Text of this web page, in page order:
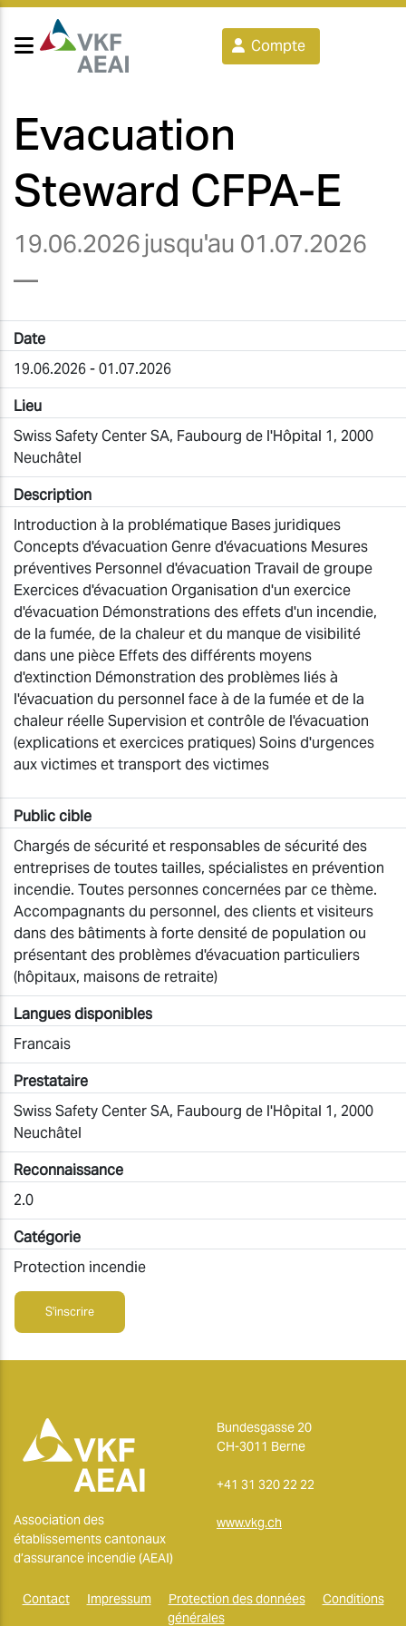
Compte
Evacuation
Steward CFPA-E
19.06.2026jusqu'au 01.07.2026
—
Date
19.06.2026 - 01.07.2026
Lieu
Swiss Safety Center SA, Faubourg de l'Hôpital 1, 2000
Neuchâtel
Description
Introduction à la problématique Bases juridiques
Concepts d'évacuation Genre d'évacuations Mesures
préventives Personnel d'évacuation Travail de groupe
Exercices d'évacuation Organisation d'un exercice
d'évacuation Démonstrations des effets d'un incendie,
de la fumée, de la chaleur et du manque de visibilité
dans une pièce Effets des différents moyens
d'extinction Démonstration des problèmes liés à
l'évacuation du personnel face à de la fumée et de la
chaleur réelle Supervision et contrôle de l'évacuation
(explications et exercices pratiques) Soins d'urgences
aux victimes et transport des victimes
Public cible
Chargés de sécurité et responsables de sécurité des
entreprises de toutes tailles, spécialistes en prévention
incendie. Toutes personnes concernées par ce thème.
Accompagnants du personnel, des clients et visiteurs
dans des bâtiments à forte densité de population ou
présentant des problèmes d'évacuation particuliers
(hôpitaux, maisons de retraite)
Langues disponibles
Francais
Prestataire
Swiss Safety Center SA, Faubourg de l'Hôpital 1, 2000
Neuchâtel
Reconnaissance
2.0
Catégorie
Protection incendie
S'inscrire
Association des
établissements cantonaux
d’assurance incendie (AEAI)
Bundesgasse 20
CH-3011 Berne
+41 31 320 22 22
www.vkg.ch
Contact Impressum Protection des données
Conditions
générales